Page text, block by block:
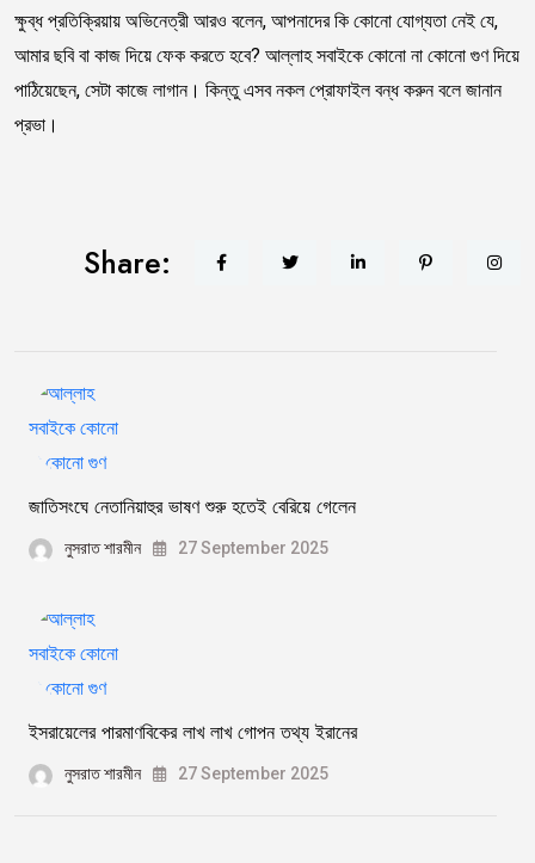
ক্ষুব্ধ প্রতিক্রিয়ায় অভিনেত্রী আরও বলেন, আপনাদের কি কোনো যোগ্যতা নেই যে,
আমার ছবি বা কাজ দিয়ে ফেক করতে হবে? আল্লাহ সবাইকে কোনো না কোনো গুণ দিয়ে
পাঠিয়েছেন, সেটা কাজে লাগান। কিন্তু এসব নকল প্রোফাইল বন্ধ করুন বলে জানান
প্রভা।
Share:
জাতিসংঘে নেতানিয়াহুর ভাষণ শুরু হতেই বেরিয়ে গেলেন
নুসরাত শারমীন 27 September 2025
ইসরায়েলের পারমাণবিকের লাখ লাখ গোপন তথ্য ইরানের
নুসরাত শারমীন 27 September 2025